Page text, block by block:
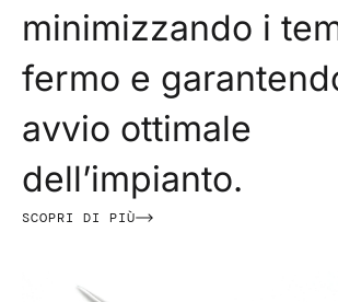
minimizzando i
fermo e
avvio ottimale
dell’impianto.
SCOPRI DI PIÙ